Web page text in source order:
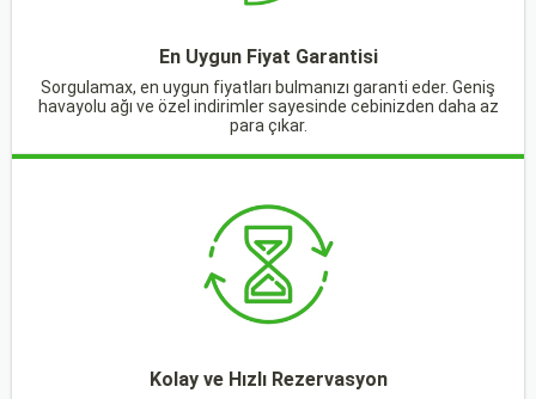
En Uygun Fiyat Garantisi
Sorgulamax, en uygun fiyatları bulmanızı garanti eder. Geniş
havayolu ağı ve özel indirimler sayesinde cebinizden daha az
para çıkar.
Kolay ve Hızlı Rezervasyon